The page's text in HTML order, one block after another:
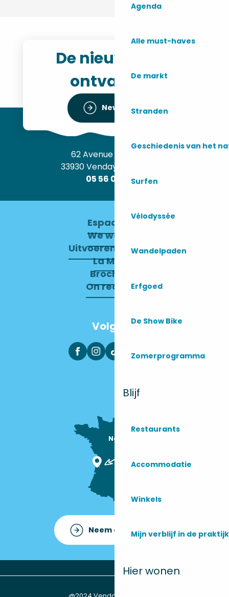
Agenda
Alle must-haves
De markt
Stranden
Geschiedenis van het
Surfen
Vélodyssée
Wandelpaden
Erfgoed
De Show Bike
Zomerprogramma
Blijf
Restaurants
Accommodatie
Winkels
Mijn verblijf in de praktijk
Hier wonen
De nieuwsbrief
ontvangen
Newsletter
62 Avenue de l’Océan
33930 Vendays-Montalivet
05 56 09 30 12
Espace pro
We werven
Uitvoerend Comité
La Mairie
Brochures
On recrute !
Volg ons
Nous sommes
Neem contact op met